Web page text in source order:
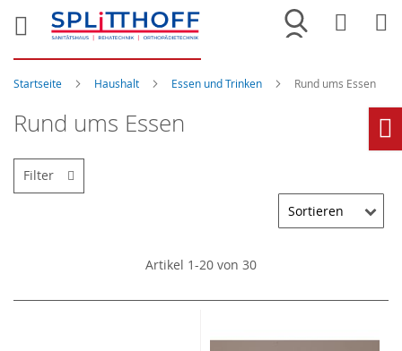
Merkliste
Startseite Haushalt Essen und Trinken Rund ums Essen
Rund ums Essen
Artikel 1-20 von 30
Filter